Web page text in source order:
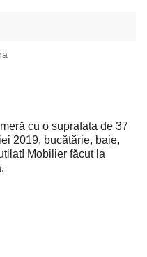
cu o suprafata de 37
2019, bucătărie, baie,
Mobilier făcut la